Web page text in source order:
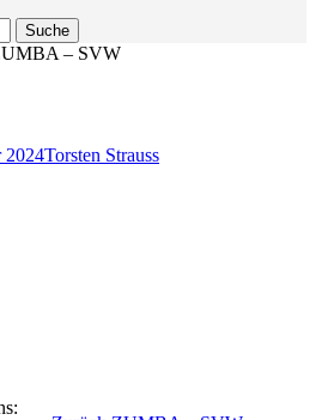
– SVW
2024Autor
Torsten Strauss